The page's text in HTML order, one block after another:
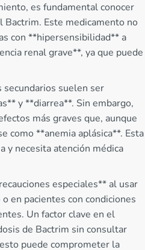
es fundamental conocer
Este medicamento no
con **hipersensibilidad** a
renal grave**, ya que puede
secundarios suelen ser
y **diarrea**. Sin embargo,
más graves que, aunque
como **anemia aplásica**. Esta
y necesita atención médica
especiales** al usar
en pacientes con condiciones
Un factor clave en el
de Bactrim sin consultar
puede comprometer la